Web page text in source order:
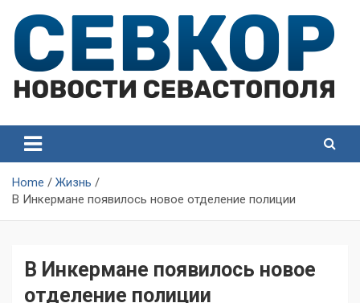
content
Севастополя
Севастополя
Home
Жизнь
В Инкермане появилось новое отделение полиции
В Инкермане появилось новое
отделение полиции